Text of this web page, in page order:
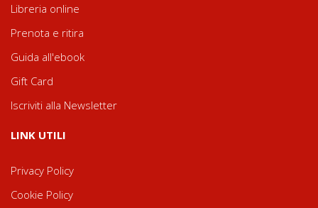
Libreria online
Prenota e ritira
Guida all'ebook
Gift Card
Iscriviti alla Newsletter
LINK UTILI
Privacy Policy
Cookie Policy